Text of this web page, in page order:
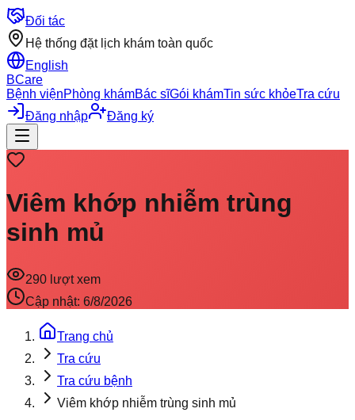
Đối tác
Hệ thống đặt lịch khám toàn quốc
English
BCare
Bệnh việnPhòng khámBác sĩGói khámTin sức khỏeTra cứu
Đăng nhập
Đăng ký
Viêm khớp nhiễm trùng
sinh mủ
290 lượt xem
Cập nhật: 6/8/2026
Trang chủ
Tra cứu
Tra cứu bệnh
Viêm khớp nhiễm trùng sinh mủ